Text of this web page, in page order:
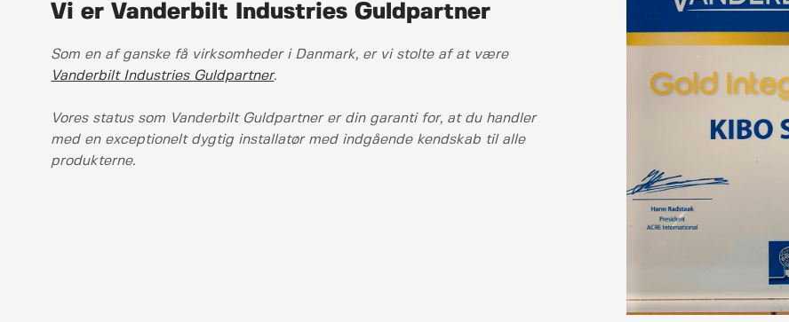
Vi er Vanderbilt Industries Guldpartner
Som en af ganske få virksomheder i Danmark, er vi stolte af at være
Vanderbilt Industries Guldpartner.
Vores status som Vanderbilt Guldpartner er din garanti for, at du handler
med en exceptionelt dygtig installatør med indgående kendskab til alle
produkterne.